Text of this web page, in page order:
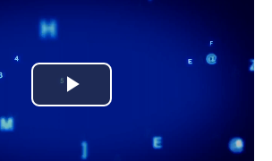
Play
Video